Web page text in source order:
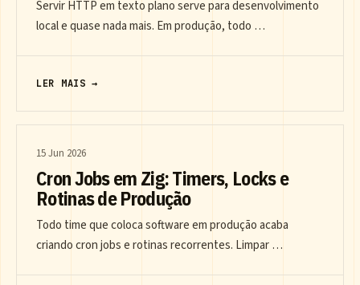
Servir HTTP em texto plano serve para desenvolvimento
local e quase nada mais. Em produção, todo …
LER MAIS →
15 Jun 2026
Cron Jobs em Zig: Timers, Locks e
Rotinas de Produção
Todo time que coloca software em produção acaba
criando cron jobs e rotinas recorrentes. Limpar …